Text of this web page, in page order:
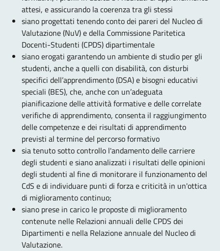
attesi, e assicurando la coerenza tra gli stessi
siano progettati tenendo conto dei pareri del Nucleo di
Valutazione (NuV) e della Commissione Paritetica
Docenti-Studenti (CPDS) dipartimentale
siano erogati garantendo un ambiente di studio per gli
studenti, anche a quelli con disabilità, con disturbi
specifici dell’apprendimento (DSA) e bisogni educativi
speciali (BES), che, anche con un’adeguata
pianificazione delle attività formative e delle correlate
verifiche di apprendimento, consenta il raggiungimento
delle competenze e dei risultati di apprendimento
previsti al termine del percorso formativo
sia tenuto sotto controllo l'andamento delle carriere
degli studenti e siano analizzati i risultati delle opinioni
degli studenti al fine di monitorare il funzionamento del
CdS e di individuare punti di forza e criticità in un'ottica
di miglioramento continuo;
siano prese in carico le proposte di miglioramento
contenute nelle Relazioni annuali delle CPDS dei
Dipartimenti e nella Relazione annuale del Nucleo di
Valutazione.